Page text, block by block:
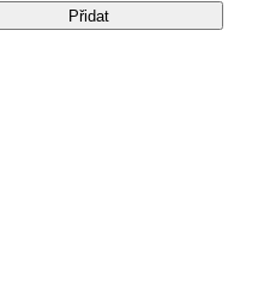
Přidat